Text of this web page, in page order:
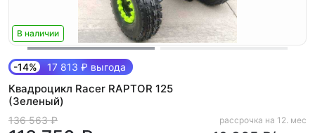
В наличии
-14% 17 813 ₽ выгода
Квадроцикл Racer RAPTOR 125
(Зеленый)
136 563 ₽ рассрочка на 12. мес